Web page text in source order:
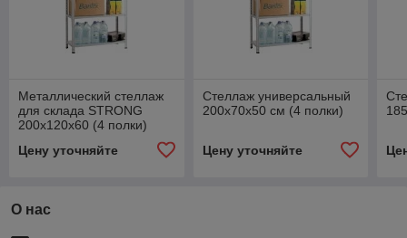
Металлический стеллаж
для склада STRONG
200х120х60 (4 полки)
Цену уточняйте
Стеллаж универсальный
200х70х50 см (4 полки)
Цену уточняйте
О нас